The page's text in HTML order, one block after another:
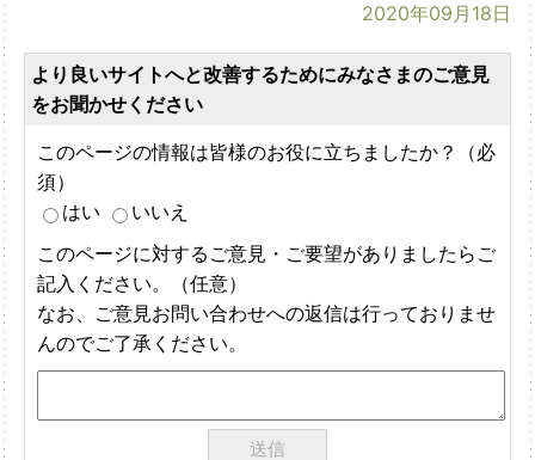
2020年09月18日
より良いサイトへと改善するためにみなさまのご意見
をお聞かせください
このページの情報は皆様のお役に立ちましたか？（必
須）
はい
いいえ
このページに対するご意見・ご要望がありましたらご
記入ください。（任意）
なお、ご意見お問い合わせへの返信は行っておりませ
んのでご了承ください。